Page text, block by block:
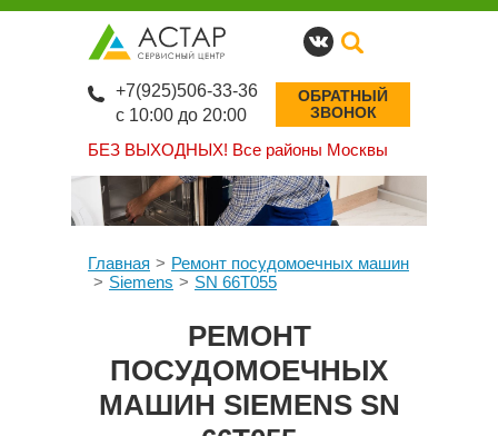
БЕЗ ВЫХОДНЫХ! Все районы Москвы
+7(925)506-33-36
с 10:00 до 20:00
ОБРАТНЫЙ
ЗВОНОК
Главная
Ремонт посудомоечных машин
Siemens
SN 66T055
РЕМОНТ
ПОСУДОМОЕЧНЫХ
МАШИН SIEMENS SN